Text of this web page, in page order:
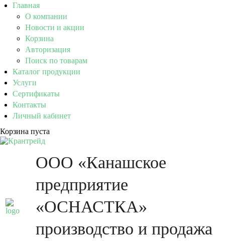
Главная
О компании
Новости и акции
Корзина
Авторизация
Поиск по товарам
Каталог продукции
Услуги
Сертификаты
Контакты
Личный кабинет
Корзина пуста
ООО «Канашское
предприятие
«ОСНАСТКА»
производство и продажа